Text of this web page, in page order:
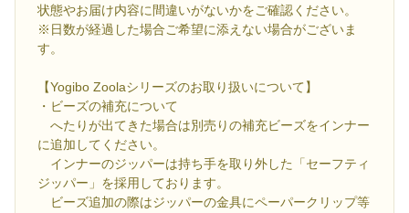
状態やお届け内容に間違いがないかをご確認ください。
※日数が経過した場合ご希望に添えない場合がございま
す。
【Yogibo Zoolaシリーズのお取り扱いについて】
・ビーズの補充について
へたりが出てきた場合は別売りの補充ビーズをインナー
に追加してください。
インナーのジッパーは持ち手を取り外した「セーフティ
ジッパー」を採用しております。
ビーズ追加の際はジッパーの金具にペーパークリップ等